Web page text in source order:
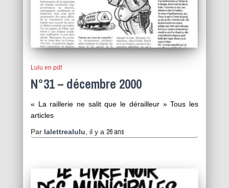
Lulu en pdf
N°31 – décembre 2000
« La raillerie ne salit que le dérailleur » Tous les
articles
Par lalettrealulu , il y a 26 ans